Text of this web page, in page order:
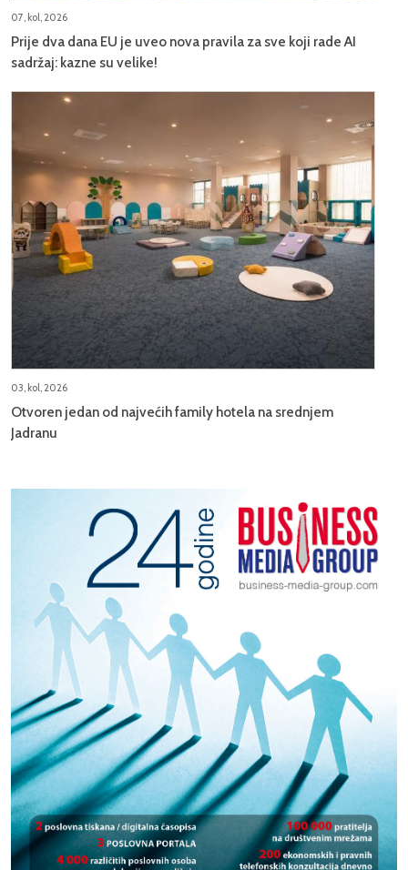
07, kol, 2026
Prije dva dana EU je uveo nova pravila za sve koji rade AI
sadržaj: kazne su velike!
03, kol, 2026
Otvoren jedan od najvećih family hotela na srednjem
Jadranu